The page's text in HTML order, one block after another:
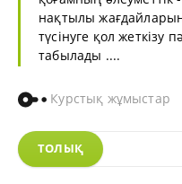
нақтылы
түсінуге қол жеткізу
табылады ....
Курстық жұмыстар
ТОЛЫҚ